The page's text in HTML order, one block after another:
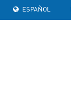
ESPAÑOL